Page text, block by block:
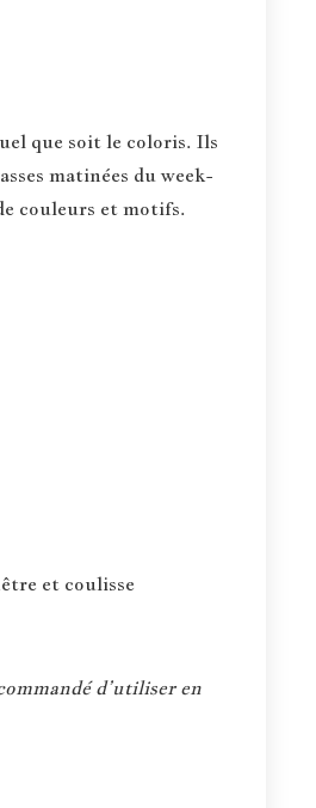
que soit le coloris. Ils
matinées du week-
couleurs et motifs.
et coulisse
d’utiliser en